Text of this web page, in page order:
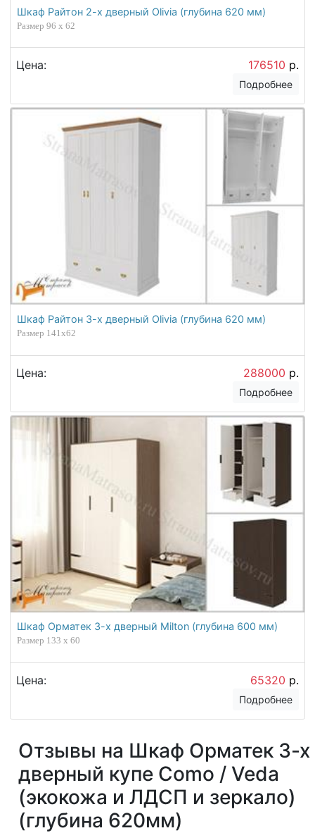
Шкаф Райтон 2-х дверный Olivia (глубина 620 мм)
Размер 96 x 62
Цена: 176510 р.
Подробнее
Шкаф Райтон 3-х дверный Olivia (глубина 620 мм)
Размер 141x62
Цена: 288000 р.
Подробнее
Шкаф Орматек 3-х дверный Milton (глубина 600 мм)
Размер 133 x 60
Цена: 65320 р.
Подробнее
Отзывы на Шкаф Орматек 3-х
дверный купе Como / Veda
(экокожа и ЛДСП и зеркало)
(глубина 620мм)